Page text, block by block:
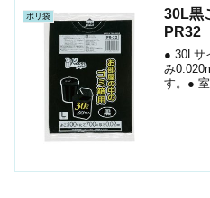
ポリ袋
30L黒
PR32
● 30Lサ
み
す。●